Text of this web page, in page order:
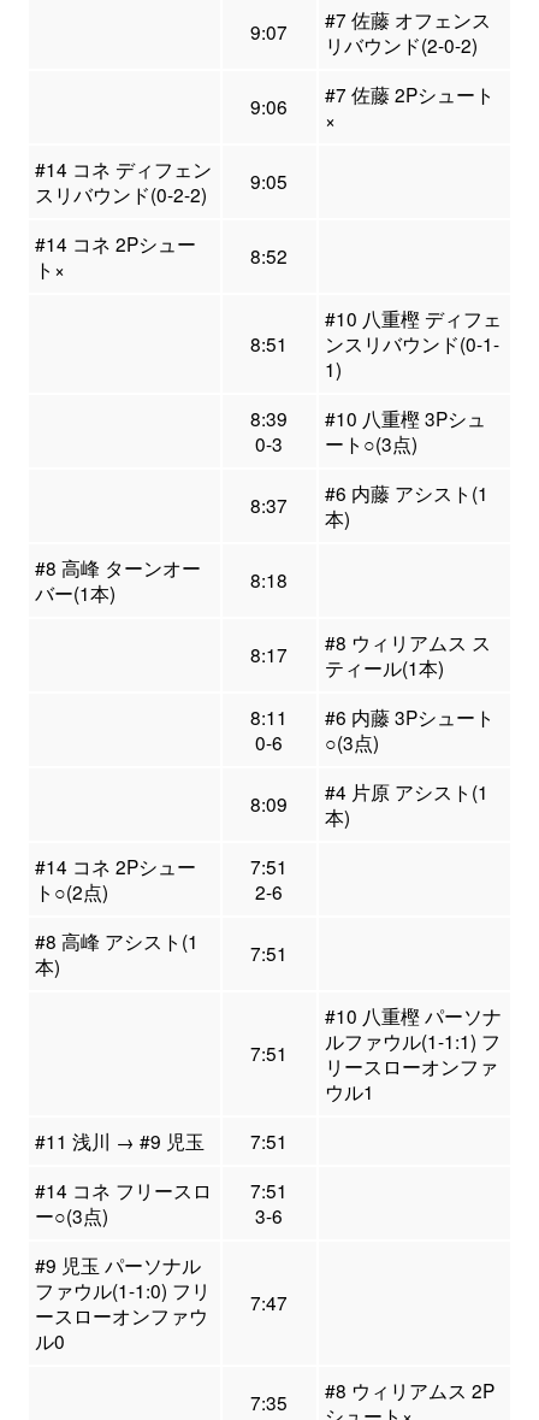
9:07
#7 佐藤 オフェンス
リバウンド(2-0-2)
9:06
#7 佐藤 2Pシュート
×
#14 コネ ディフェン
スリバウンド(0-2-2)
9:05
#14 コネ 2Pシュー
ト×
8:52
8:51
#10 八重樫 ディフェ
ンスリバウンド(0-1-
1)
8:39
0-3
#10 八重樫 3Pシュ
ート○(3点)
8:37
#6 内藤 アシスト(1
本)
#8 高峰 ターンオー
バー(1本)
8:18
8:17
#8 ウィリアムス ス
ティール(1本)
8:11
0-6
#6 内藤 3Pシュート
○(3点)
8:09
#4 片原 アシスト(1
本)
#14 コネ 2Pシュー
ト○(2点)
7:51
2-6
#8 高峰 アシスト(1
本)
7:51
7:51
#10 八重樫 パーソナ
ルファウル(1-1:1) フ
リースローオンファ
ウル1
#11 浅川 → #9 児玉
7:51
#14 コネ フリースロ
ー○(3点)
7:51
3-6
#9 児玉 パーソナル
ファウル(1-1:0) フリ
ースローオンファウ
ル0
7:47
7:35
#8 ウィリアムス 2P